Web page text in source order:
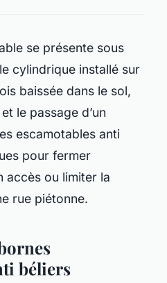
se présente sous
cylindrique installé sur
baissée dans le sol,
le passage d’un
escamotables anti
pour fermer
accès ou limiter la
rue piétonne.
béliers